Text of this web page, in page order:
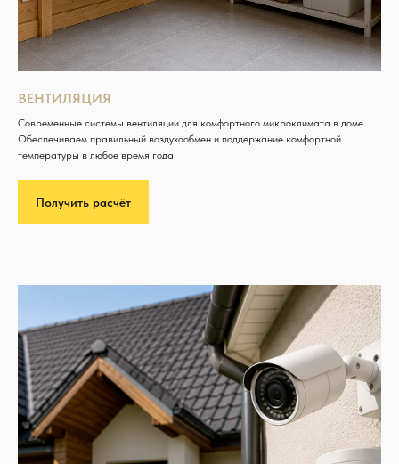
ВЕНТИЛЯЦИЯ
Современные системы вентиляции для комфортного микроклимата в доме.
Обеспечиваем правильный воздухообмен и поддержание комфортной
температуры в любое время года.
Получить расчёт